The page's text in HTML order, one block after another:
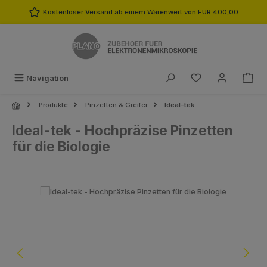
Zum Hauptinhalt springen
Kostenloser Versand ab einem Warenwert von EUR 400,00
Navigation Du hast 0
Produkte Pinzetten & Greifer Ideal-tek
Ideal-tek - Hochpräzise Pinzetten
für die Biologie
Bildergalerie überspringen